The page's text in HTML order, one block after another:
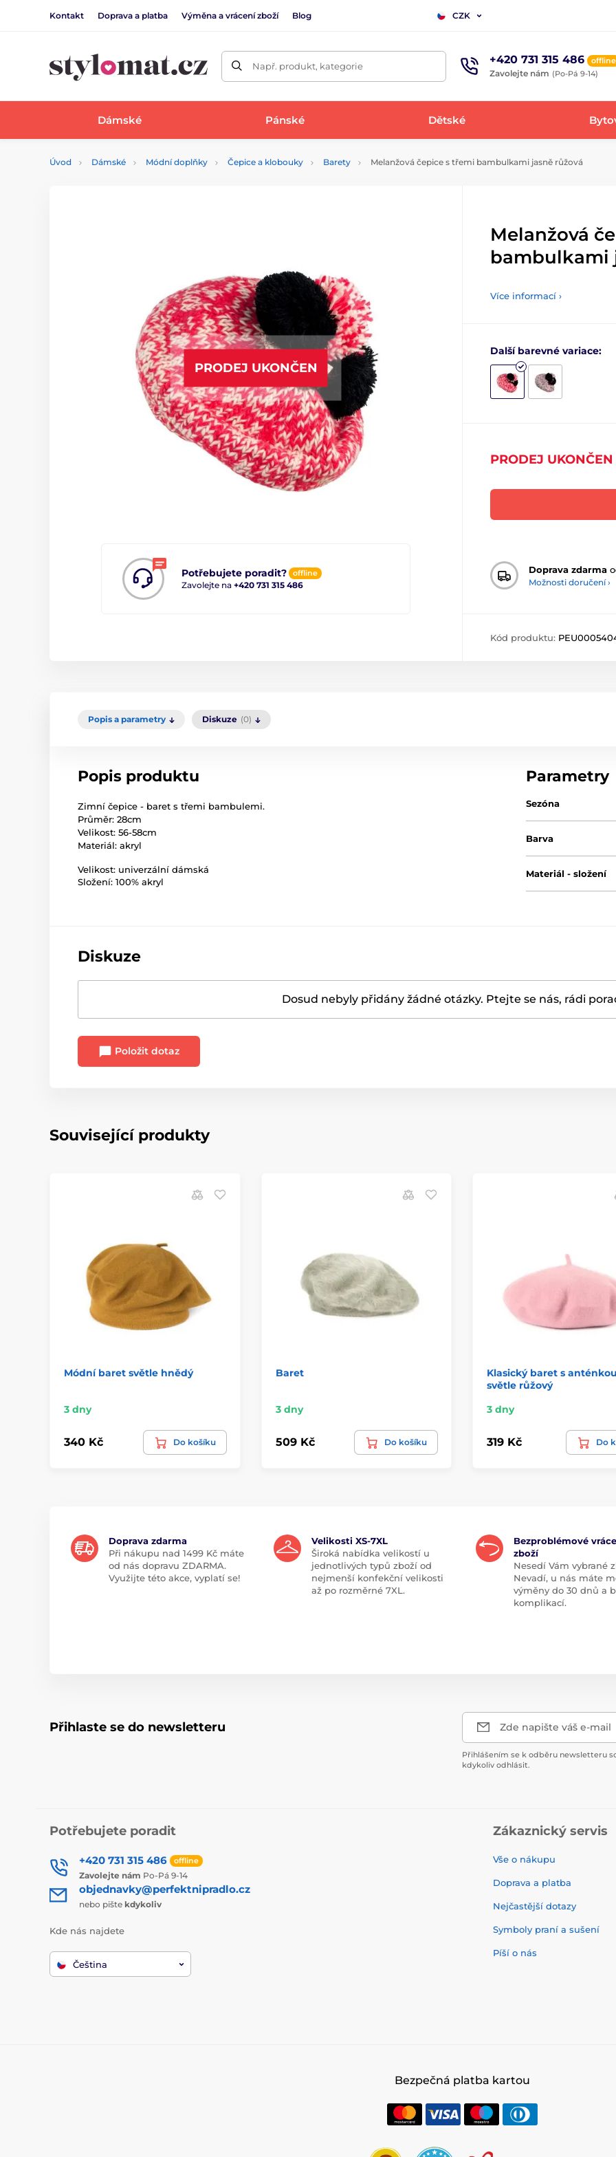
Kontakt Doprava a platba Výměna a vrácení zboží Blog CZK
Např. produkt, kategorie +420 731 315 486 offline
Zavolejte nám (Po-Pá 9-14)
Dámské Pánské Dětské
Úvod Dámské Módní doplňky Čepice a klobouky Barety Melanžová čepice s třemi bambulkami jasně růžová
PRODEJ UKONČEN
Potřebujete poradit? offline
Zavolejte na +420 731 315 486
Melanžová
bambulkami
Více informací ›
Další barevné variace:
PRODEJ UKONČEN
Doprava zdarma
Možnosti doručení ›
Kód produktu:
Popis a parametry Diskuze (0)
Popis produktu
Zimní čepice - baret s třemi bambulemi.
Průměr: 28cm
Velikost: 56-58cm
Materiál: akryl
Velikost: univerzální dámská
Složení: 100% akryl
Parametry
Sezóna
Barva
Materiál - složení
Diskuze
Dosud nebyly přidány žádné otázky. Ptejte se nás, rádi
Položit dotaz
Související produkty
Módní baret světle hnědý
3 dny
340 Kč Do košíku
Baret
3 dny
509 Kč Do košíku
Klasický baret s anténkou
světle růžový
3 dny
319 Kč Do
Doprava zdarma
Při nákupu nad 1499 Kč máte
od nás dopravu ZDARMA.
Využijte této akce, vyplatí se!
Velikosti XS-7XL
Široká nabídka velikostí u
jednotlivých typů zboží od
nejmenší konfekční velikosti
až po rozměrné 7XL.
Bezproblémové
zboží
Nesedí Vám vybrané
Nevadí, u nás máte
výměny do 30 dnů a
komplikací.
Přihlaste se do newsletteru Zde napište váš e-mail
Přihlášením se k odběru newsletteru
kdykoliv odhlásit.
Potřebujete poradit
+420 731 315 486 offline
Zavolejte nám Po-Pá 9-14
objednavky@perfektnipradlo.cz
nebo pište kdykoliv
Kde nás najdete
Čeština
Zákaznický servis
Vše o nákupu
Doprava a platba
Nejčastější dotazy
Symboly praní a sušení
Píší o nás
Bezpečná platba kartou